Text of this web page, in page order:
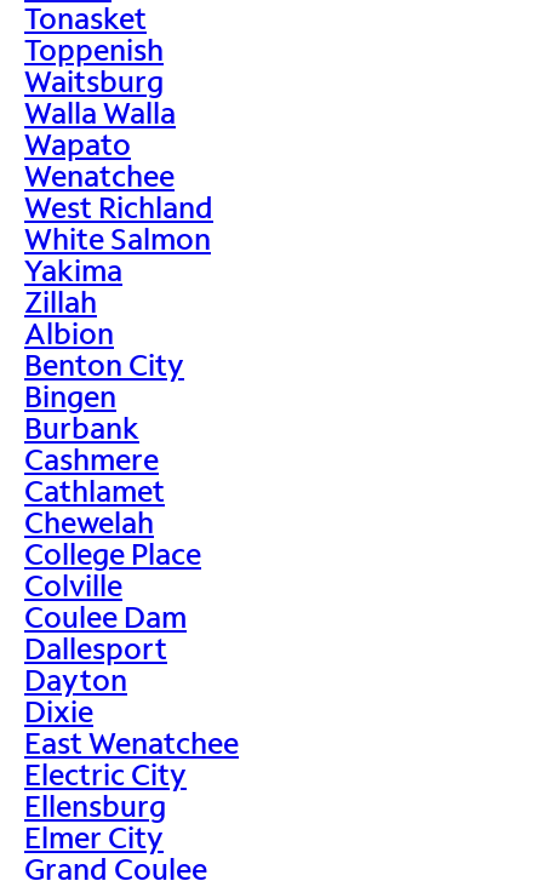
Tonasket
Toppenish
Waitsburg
Walla Walla
Wapato
Wenatchee
West Richland
White Salmon
Yakima
Zillah
Albion
Benton City
Bingen
Burbank
Cashmere
Cathlamet
Chewelah
College Place
Colville
Coulee Dam
Dallesport
Dayton
Dixie
East Wenatchee
Electric City
Ellensburg
Elmer City
Grand Coulee